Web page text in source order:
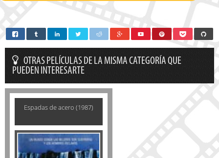
OTRAS PELÍCULAS DE LA MISMA CATEGORÍA QUE
PUEDEN INTERESARTE
Espadas de acero (1987)